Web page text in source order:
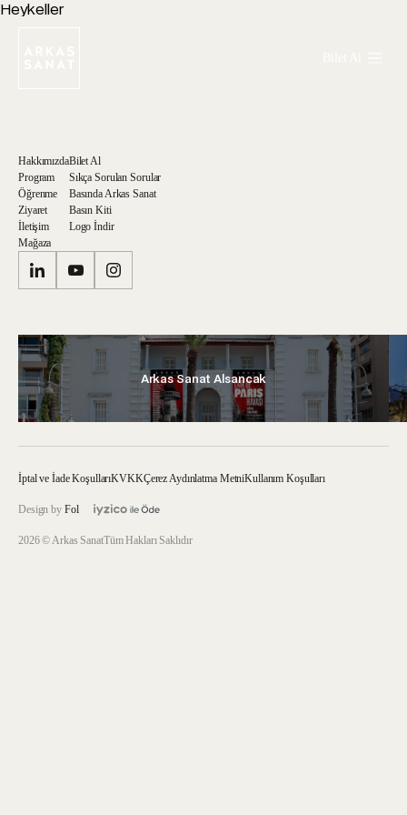
Heykeller
Hakkımızda
Program
Öğrenme
Ziyaret
İletişim
Mağaza
Bilet Al
Sıkça Sorulan Sorular
Basında Arkas Sanat
Basın Kiti
Logo İndir
Arkas Sanat Alsancak
2026 © Arkas SanatTüm Hakları Saklıdır
İptal ve İade KoşullarıKVKKÇerez Aydınlatma MetniKullanım Koşulları
Design by Fol